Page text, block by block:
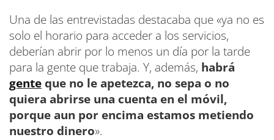
Una de las entrevistadas destacaba que «ya no es
solo el horario para acceder a los servicios,
deberían abrir por lo menos un día por la tarde
para la gente que trabaja. Y, además, habrá
gente que no le apetezca, no sepa o no
quiera abrirse una cuenta en el móvil,
porque aun por encima estamos metiendo
nuestro dinero».